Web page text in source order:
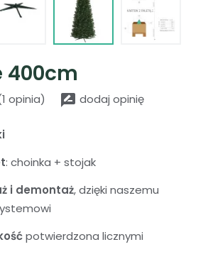
400cm
opinia) rate_review dodaj opinię
: choinka + stojak
i demontaż, dzięki naszemu
potwierdzona licznymi